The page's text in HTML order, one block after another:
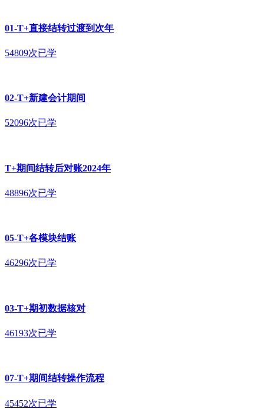
01-T+直接结转过渡到次年
54809次已学
02-T+新建会计期间
52096次已学
T+期间结转后对账2024年
48896次已学
05-T+各模块结账
46296次已学
03-T+期初数据核对
46193次已学
07-T+期间结转操作流程
45452次已学